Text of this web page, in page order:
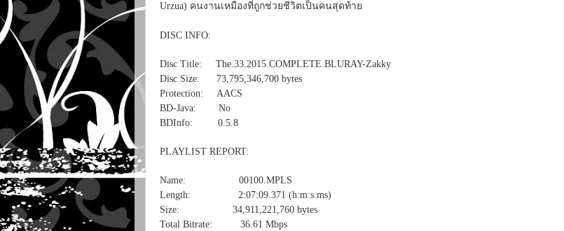
Urzua) คนงานเหมืองที่ถูกช่วยชีวิตเป็นคนสุดท้าย
DISC INFO:
Disc Title: The.33.2015.COMPLETE.BLURAY-Zakky
Disc Size: 73,795,346,700 bytes
Protection: AACS
BD-Java: No
BDInfo: 0.5.8
PLAYLIST REPORT:
Name: 00100.MPLS
Length: 2:07:09.371 (h:m:s.ms)
Size: 34,911,221,760 bytes
Total Bitrate: 36.61 Mbps